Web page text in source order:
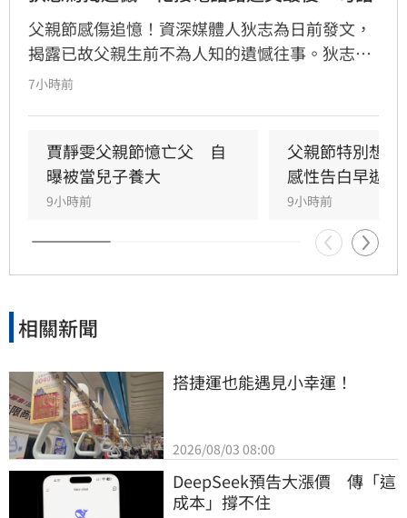
父親節感傷追憶！資深媒體人狄志為日前發文，
揭露已故父親生前不為人知的遺憾往事。狄志為
透露，父親一生以海為家，兩人相處時間極少，
在門外落淚。最讓狄志為心碎的是，當年陪病重
父親曬太陽時，自己因忙於接工作電話而忽視了
父親，沒想到那竟是父子最後的相處，父親回房
後便陷入永眠。這段錯過的對話成為他20年來心
中最深的遺憾，他以此感嘆，有些電話晚點接沒
關係，但錯過的親情與話語，可能再也無法挽
7小時前
賈靜雯父親節憶亡父　自
曝被當兒子養大
9小時前
父親節特別想
感性告白早逝父
9小時前
相關新聞
搭捷運也能遇見小幸運！
2026/08/03 08:00
DeepSeek預告大漲價　傳「這
成本」撐不住